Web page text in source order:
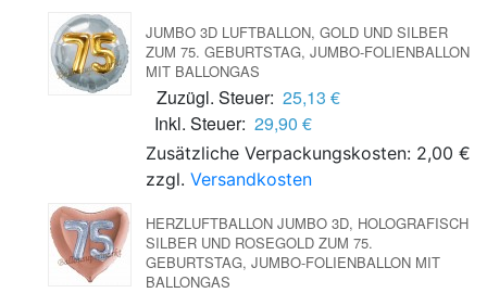
JUMBO 3D LUFTBALLON, GOLD UND SILBER
ZUM 75. GEBURTSTAG, JUMBO-FOLIENBALLON
MIT BALLONGAS
Zuzügl. Steuer: 25,13 €
Inkl. Steuer: 29,90 €
Zusätzliche Verpackungskosten: 2,00 €
zzgl. Versandkosten
HERZLUFTBALLON JUMBO 3D, HOLOGRAFISCH
SILBER UND ROSEGOLD ZUM 75.
GEBURTSTAG, JUMBO-FOLIENBALLON MIT
BALLONGAS